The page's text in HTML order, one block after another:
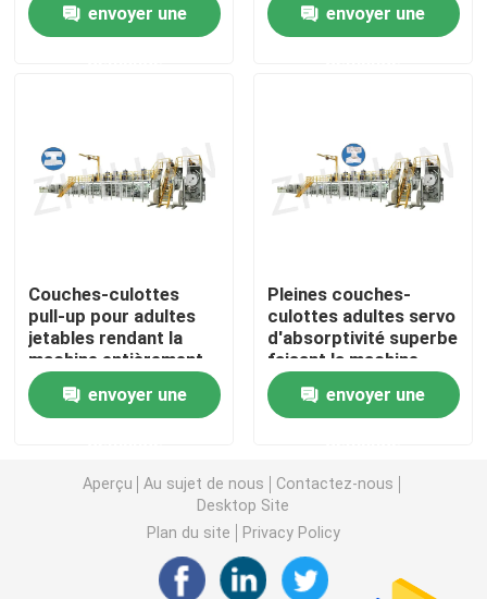
Machine adulte de couche-culotte
Tirez vers le haut la machine de couche-culotte
serviette hygiénique faisant la machine
Machine de protection d'animal familier
Machine de protection d'incontinence
Machine jetable de protection de sein
envoyer une
envoyer une
Couches-culottes
pull-up pour adultes
jetables rendant la
machine entièrement
automatique
envoyer une
Pleines couches-
culottes adultes servo
d'absorptivité superbe
faisant la machine
300m/minute
envoyer une
Aperçu Au sujet de nous
Contactez-nous
Desktop Site
Plan du site
Privacy Policy